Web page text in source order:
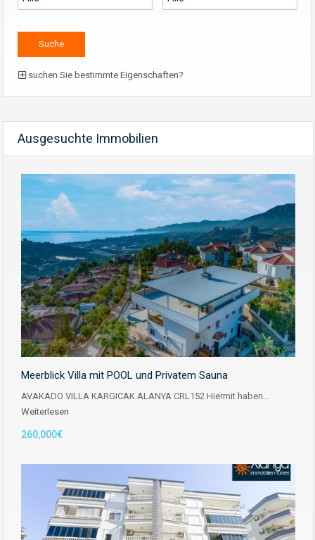
suchen Sie bestimmte Eigenschaften?
Ausgesuchte Immobilien
Meerblick Villa mit POOL und Privatem Sauna
AVAKADO VILLA KARGICAK ALANYA CRL152 Hiermit haben…
Weiterlesen
260,000€